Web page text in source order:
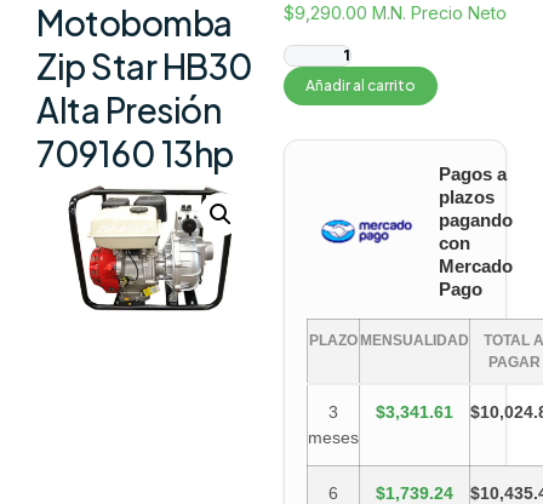
Motobomba
Zip Star HB30
Alta Presión
709160 13hp
$9,290.00 M.N. Precio Neto
Añadir al carrito
Pagos a
plazos
pagando
con
Mercado
Pago
PLAZO MENSUALIDAD
TOTAL A
PAGAR
3
meses
$3,341.61
6
$1,739.24